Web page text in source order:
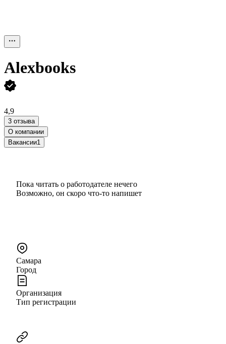
Alexbooks
4,9
3 отзыва
О компании
Вакансии1
Пока читать о работодателе нечего
Возможно, он скоро что‑то напишет
Самара
Город
Организация
Тип регистрации